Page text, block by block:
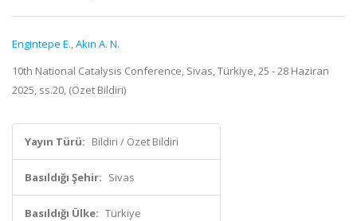
Engintepe E.,Akın A. N.
10th National Catalysis Conference, Sivas, Türkiye, 25 - 28 Haziran
2025, ss.20, (Özet Bildiri)
Yayın Türü: Bildiri / Özet Bildiri
Basıldığı Şehir: Sivas
Basıldığı Ülke: Türkiye